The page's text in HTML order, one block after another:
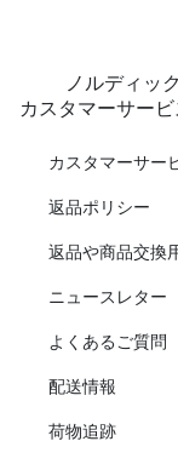
ノルディッ
カスタマーサービ
カスタマーサー
返品ポリシー
返品や商品交換
ニュースレター
よくあるご質問
配送情報
荷物追跡